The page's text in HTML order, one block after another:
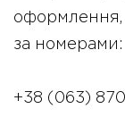
оформлення,
за номерами:
+38 (063) 870